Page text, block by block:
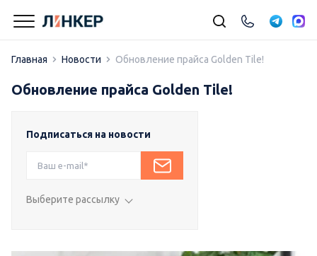
Главная Новости Обновление прайса Golden Tile!
Обновление прайса Golden Tile!
Подписаться на новости
Выберите рассылку